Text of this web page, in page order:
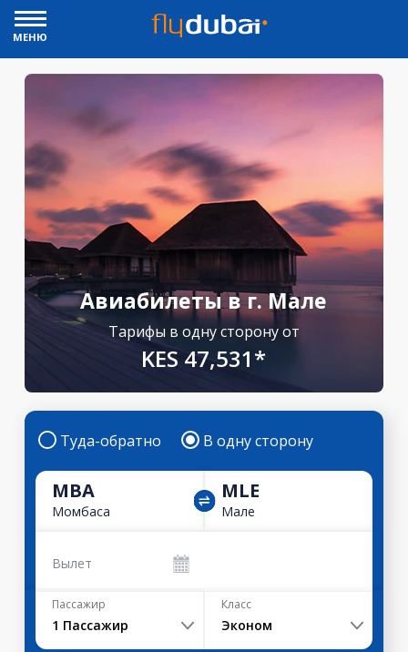
МЕНЮ
Авиабилеты в г. Мале
Тарифы в одну сторону от
KES 47,531*
Туда-обратно В одну сторону
MBA
Момбаса
MLE
Мале
Вылет
Пассажир
1 Пассажир
Класс
Эконом